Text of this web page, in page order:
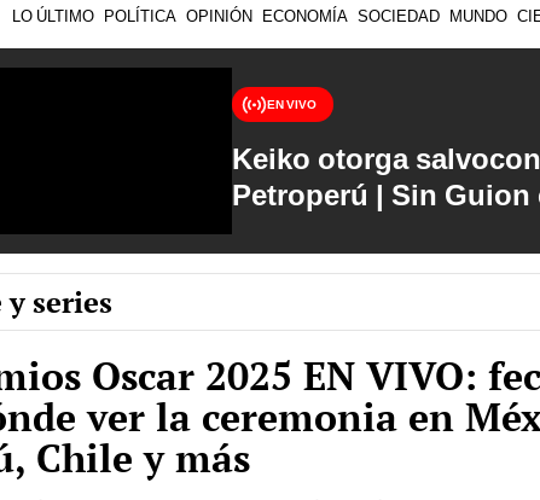
LO ÚLTIMO POLÍTICA OPINIÓN ECONOMÍA SOCIEDAD MUNDO
EN VIVO
Keiko otorga
Petroperú | Sin Guion
y series
Oscar 2025 EN VIVO:
ver la ceremonia en
Chile y más